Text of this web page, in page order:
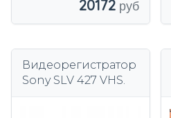
20172
Видеорегистратор
Sony SLV 427 VHS.